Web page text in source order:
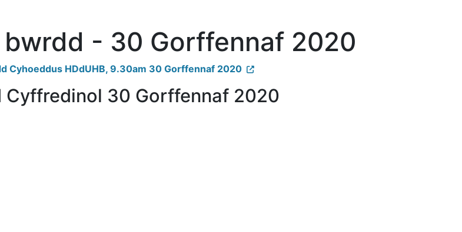
- 30 Gorffennaf 2020
Cyhoeddus HDdUHB, 9.30am 30 Gorffennaf 2020
Cyffredinol 30 Gorffennaf 2020